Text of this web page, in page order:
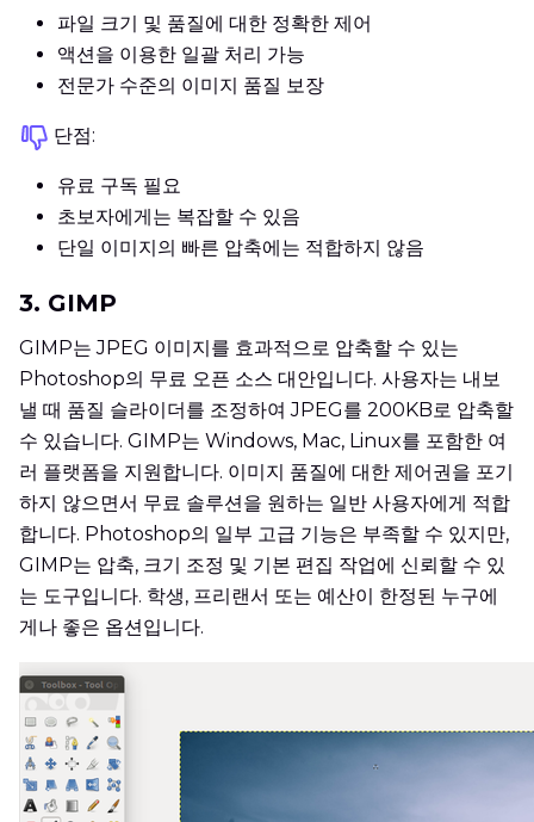
파일 크기 및 품질에 대한 정확한 제어
액션을 이용한 일괄 처리 가능
전문가 수준의 이미지 품질 보장
단점:
유료 구독 필요
초보자에게는 복잡할 수 있음
단일 이미지의 빠른 압축에는 적합하지 않음
3. GIMP
GIMP는 JPEG 이미지를 효과적으로 압축할 수 있는
Photoshop의 무료 오픈 소스 대안입니다. 사용자는 내보
낼 때 품질 슬라이더를 조정하여 JPEG를 200KB로 압축할
수 있습니다. GIMP는 Windows, Mac, Linux를 포함한 여
러 플랫폼을 지원합니다. 이미지 품질에 대한 제어권을 포기
하지 않으면서 무료 솔루션을 원하는 일반 사용자에게 적합
합니다. Photoshop의 일부 고급 기능은 부족할 수 있지만,
GIMP는 압축, 크기 조정 및 기본 편집 작업에 신뢰할 수 있
는 도구입니다. 학생, 프리랜서 또는 예산이 한정된 누구에
게나 좋은 옵션입니다.